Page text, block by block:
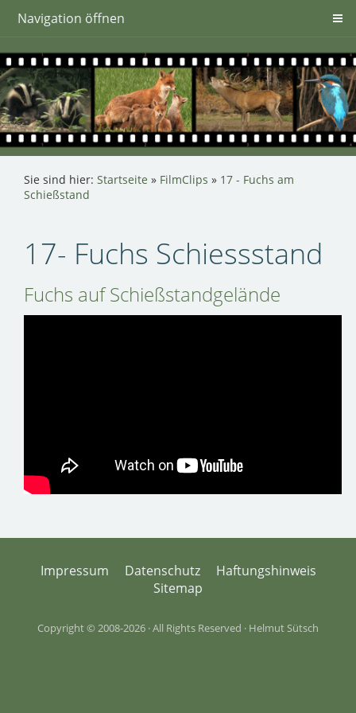
Navigation öffnen
Sie sind hier: Startseite » FilmClips » 17 - Fuchs am
Schießstand
17- Fuchs Schiessstand
Fuchs auf Schießstandgelände
Impressum Datenschutz
Haftungshinweis
Sitemap
Copyright © 2008-2026 · All Rights Reserved · Helmut Sütsch